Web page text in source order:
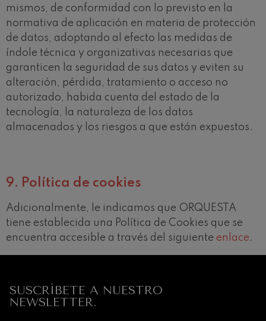
mismos, de conformidad con lo previsto en la
normativa de aplicación en materia de protección
de datos, adoptando al efecto las medidas de
índole técnica y organizativas necesarias que
garanticen la seguridad de sus datos y eviten su
alteración, pérdida, tratamiento o acceso no
autorizado, habida cuenta del estado de la
tecnología, la naturaleza de los datos
almacenados y los riesgos a que están expuestos.
9. Política de cookies
Adicionalmente, le indicamos que ORQUESTA
tiene establecida una Política de Cookies que se
encuentra accesible a través del siguiente enlace.
CONCIERTOS
Y
12
AGOSTO, 2026
MIÉRCOLES,
20:00 H.
19
SUSCRÍBETE A NUESTRO
NEWSLETTER.